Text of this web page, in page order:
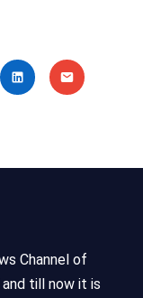
Channel of
till now it is